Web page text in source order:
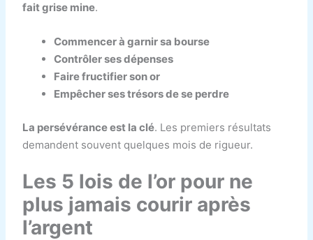
fait grise mine.
Commencer à garnir sa bourse
Contrôler ses dépenses
Faire fructifier son or
Empêcher ses trésors de se perdre
La persévérance est la clé. Les premiers résultats
demandent souvent quelques mois de rigueur.
Les 5 lois de l’or pour ne
plus jamais courir après
l’argent